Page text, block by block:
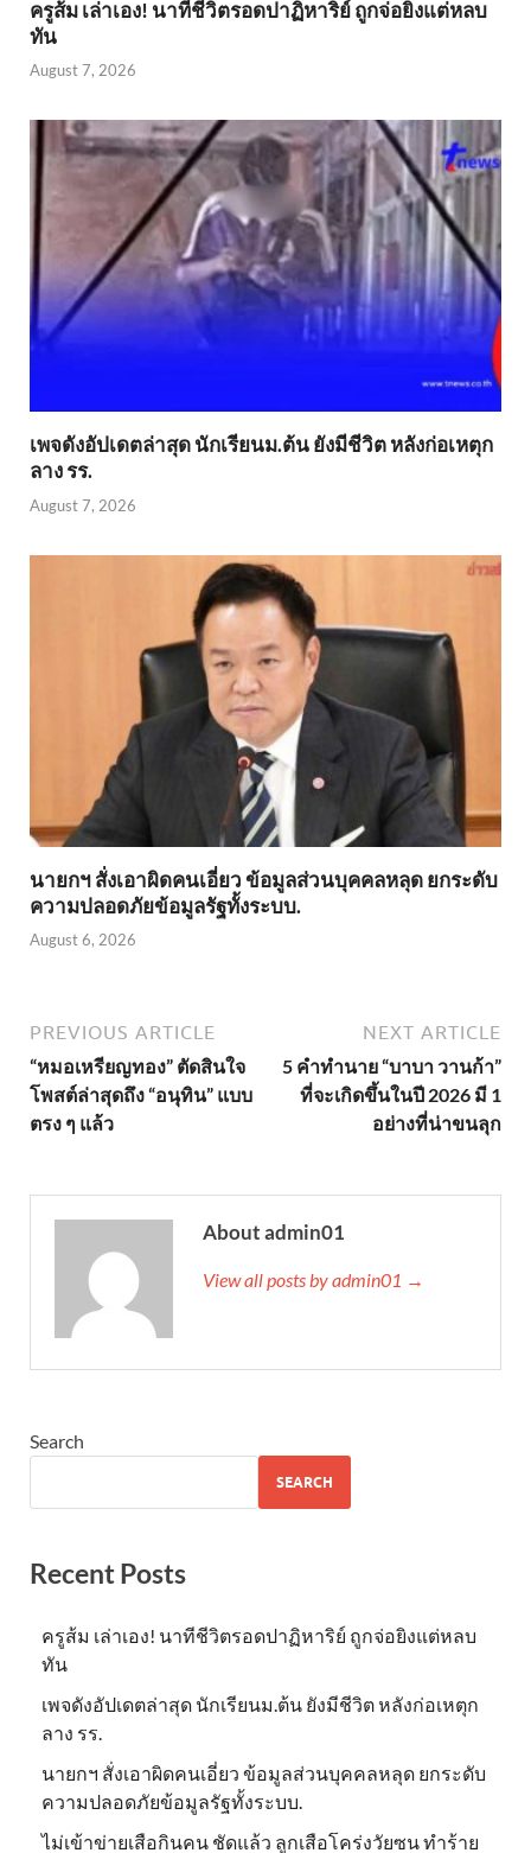
ครูส้ม เล่าเอง! นาทีชีวิตรอดปาฏิหาริย์ ถูกจ่อยิงแต่หลบ
ทัน
August 7, 2026
เพจดังอัปเดตล่าสุด นักเรียนม.ต้น ยังมีชีวิต หลังก่อเหตุก
ลาง รร.
August 7, 2026
นายกฯ สั่งเอาผิดคนเอี่ยว ข้อมูลส่วนบุคคลหลุด ยกระดับ
ความปลอดภัยข้อมูลรัฐทั้งระบบ.
August 6, 2026
PREVIOUS ARTICLE
“หมอเหรียญทอง” ตัดสินใจ
โพสต์ล่าสุดถึง “อนุทิน” แบบ
ตรง ๆ แล้ว
NEXT ARTICLE
5 คำทำนาย “บาบา วานก้า”
ที่จะเกิดขึ้นในปี 2026 มี 1
อย่างที่น่าขนลุก
About admin01
View all posts by admin01 →
Search
SEARCH
Recent Posts
ครูส้ม เล่าเอง! นาทีชีวิตรอดปาฏิหาริย์ ถูกจ่อยิงแต่หลบ
ทัน
เพจดังอัปเดตล่าสุด นักเรียนม.ต้น ยังมีชีวิต หลังก่อเหตุก
ลาง รร.
นายกฯ สั่งเอาผิดคนเอี่ยว ข้อมูลส่วนบุคคลหลุด ยกระดับ
ความปลอดภัยข้อมูลรัฐทั้งระบบ.
ไม่เข้าข่าย​เสือกินคน ชัดแล้ว ลูกเสือโคร่งวัยซน ทำร้าย